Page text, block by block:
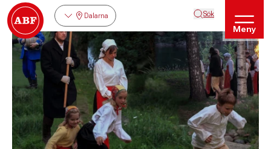
Dalarna Sök
Meny